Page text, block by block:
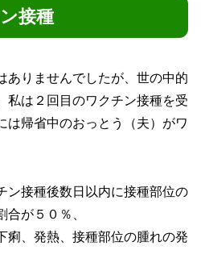
接種
ありませんでしたが、世の中的
私は２回目のワクチン接種を受
は帰省中のおっとう（夫）がワ
ン接種後数日以内に接種部位の
が５０％、
痢、発熱、接種部位の腫れの発